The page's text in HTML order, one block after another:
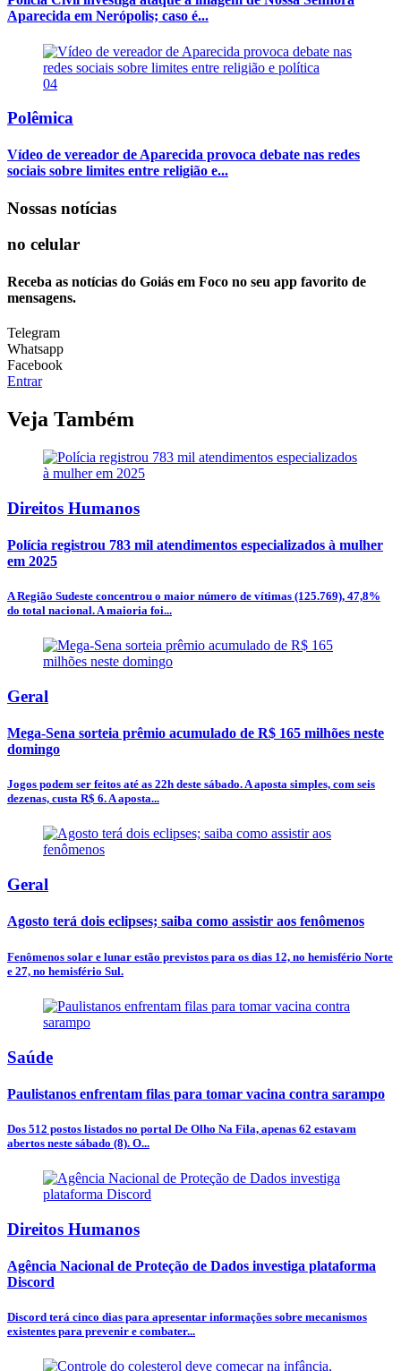
Aparecida em Nerópolis; caso é...
04
Polêmica
Vídeo de vereador de Aparecida provoca debate nas redes
sociais sobre limites entre religião e...
Nossas notícias
no celular
Receba as notícias do Goiás em Foco no seu app favorito de
mensagens.
Telegram
Whatsapp
Facebook
Entrar
Veja Também
Direitos Humanos
Polícia registrou 783 mil atendimentos especializados à mulher
em 2025
A Região Sudeste concentrou o maior número de vítimas (125.769), 47,8%
do total nacional. A maioria foi...
Geral
Mega-Sena sorteia prêmio acumulado de R$ 165 milhões neste
domingo
Jogos podem ser feitos até as 22h deste sábado. A aposta simples, com seis
dezenas, custa R$ 6. A aposta...
Geral
Agosto terá dois eclipses; saiba como assistir aos fenômenos
Fenômenos solar e lunar estão previstos para os dias 12, no hemisfério Norte
e 27, no hemisfério Sul.
Saúde
Paulistanos enfrentam filas para tomar vacina contra sarampo
Dos 512 postos listados no portal De Olho Na Fila, apenas 62 estavam
abertos neste sábado (8). O...
Direitos Humanos
Agência Nacional de Proteção de Dados investiga plataforma
Discord
Discord terá cinco dias para apresentar informações sobre mecanismos
existentes para prevenir e combater...